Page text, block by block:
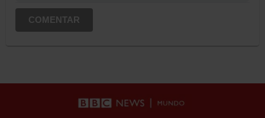
COMENTAR